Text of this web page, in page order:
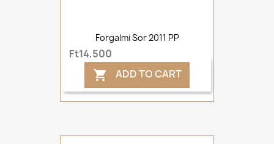
Forgalmi Sor 2011 PP
Ft14,500
 ADD TO CART